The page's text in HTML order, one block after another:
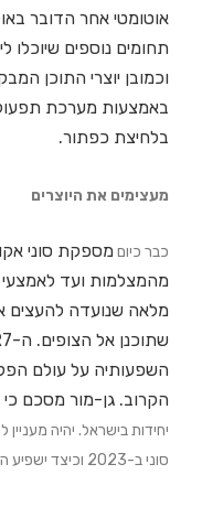
אוטומטי אחר הדובר
תחומים נוספים
וכמובן יוצרי התוכן
באמצעות מערכת
בלחיצת כפתור.
מעצימים את היוצרים
כבר כיום מספקת סוני
מהמצלמות ועד
מלאה שנועדה להעצים
השפעותיה על עולם
הקרוב. גן-מור מסכם כי
יחידות בישראל. יהיה
סוני ב-2023 וכיצד ישפיע האקו-סיסטם שלה בהמשך.